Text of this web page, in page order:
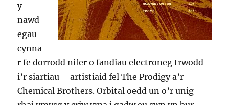
y
nawd
egau
cynna
r fe dorrodd nifer o fandiau electroneg trwodd
i’r siartiau – artistiaid fel The Prodigy a’r
Chemical Brothers. Orbital oedd un o’r unig